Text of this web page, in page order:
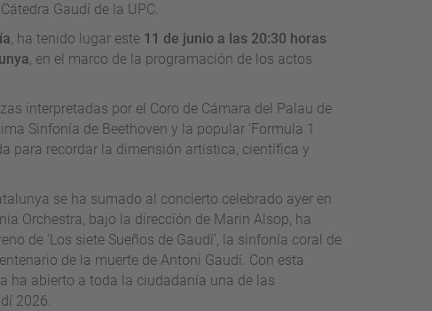
Gaudí de la UPC.
, ha tenido lugar este 11 de junio a las 20:30 horas
, en el marco de la programación de los actos
interpretadas por el Coro de Cámara del Palau de
Sinfonía de Beethoven y la popular 'Formula 1
para recordar la dimensión artística, científica y
se ha sumado al concierto celebrado ayer en
Orchestra, bajo la dirección de Marin Alsop, ha
de 'Los siete Sueños de Gaudí', la sinfonía coral de
de la muerte de Antoni Gaudí. Con esta
ha abierto a toda la ciudadanía una de las
2026.